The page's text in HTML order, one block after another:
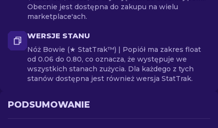
Obecnie jest dostępna do zakupu na wielu
marketplace'ach.
WERSJE STANU
Nóż Bowie (★ StatTrak™) | Popiół ma zakres float
od 0.06 do 0.80, co oznacza, że występuje we
wszystkich stanach zużycia. Dla każdego z tych
stanów dostępna jest również wersja StatTrak.
PODSUMOWANIE